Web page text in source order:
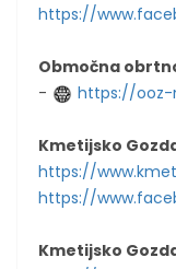
https://
Območna
-
https://ooz-
Kmetijsko
https://
https://
Kmetijsko